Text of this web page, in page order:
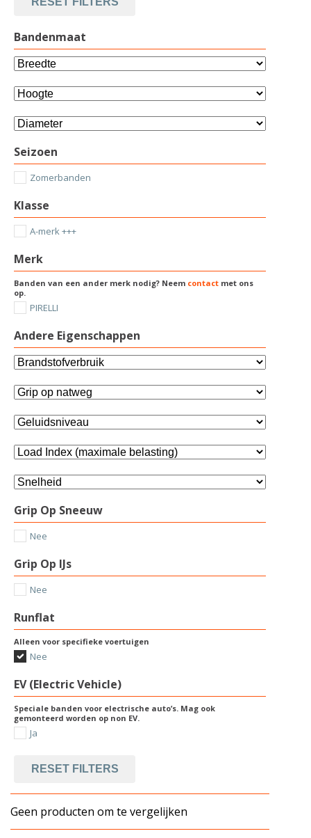
Bandenmaat
Seizoen
Zomerbanden
Klasse
A-merk +++
Merk
Banden van een ander merk nodig? Neem contact met ons
op.
PIRELLI
Andere Eigenschappen
Grip Op Sneeuw
Nee
Grip Op IJs
Nee
Runflat
Alleen voor specifieke voertuigen
Nee
EV (Electric Vehicle)
Speciale banden voor electrische auto’s. Mag ook
gemonteerd worden op non EV.
Ja
RESET FILTERS
Geen producten om te vergelijken